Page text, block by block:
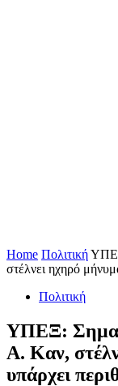
Home Πολιτική
στέλνει ηχηρό
Πολιτική
ΥΠΕΞ:
Α. Καν,
υπάρχει